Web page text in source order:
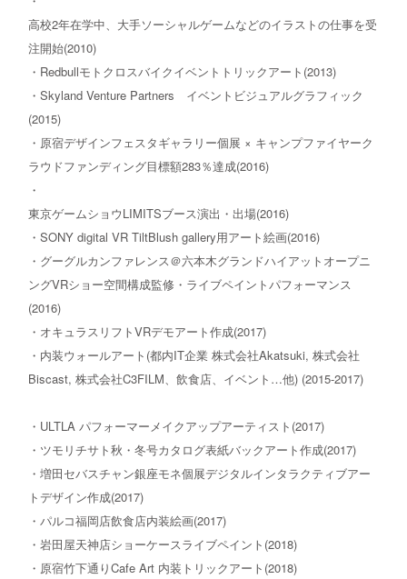
高校2年在学中、大手ソーシャルゲームなどのイラストの仕事を受
注開始(2010)
・Redbullモトクロスバイクイベントトリックアート(2013)
・Skyland Venture Partners イベントビジュアルグラフィック
(2015)
・原宿デザインフェスタギャラリー個展 × キャンプファイヤーク
ラウドファンディング目標額283％達成(2016)
・
東京ゲームショウLIMITSブース演出・出場(2016)
・SONY digital VR TiltBlush gallery用アート絵画(2016)
・グーグルカンファレンス＠六本木グランドハイアットオープニ
ングVRショー空間構成監修・ライブペイントパフォーマンス
(2016)
・オキュラスリフトVRデモアート作成(2017)
・内装ウォールアート(都内IT企業 株式会社Akatsuki, 株式会社
Biscast, 株式会社C3FILM、飲食店、イベント…他) (2015-2017)
・ULTLA パフォーマーメイクアップアーティスト(2017)
・ツモリチサト秋・冬号カタログ表紙バックアート作成(2017)
・増田セバスチャン銀座モネ個展デジタルインタラクティブアー
トデザイン作成(2017)
・パルコ福岡店飲食店内装絵画(2017)
・岩田屋天神店ショーケースライブペイント(2018)
・原宿竹下通りCafe Art 内装トリックアート(2018)